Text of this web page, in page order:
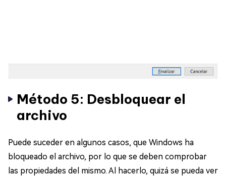
Método 5: Desbloquear el
archivo
Puede suceder en algunos casos, que Windows ha
bloqueado el archivo, por lo que se deben comprobar
las propiedades del mismo. Al hacerlo, quizá se pueda ver